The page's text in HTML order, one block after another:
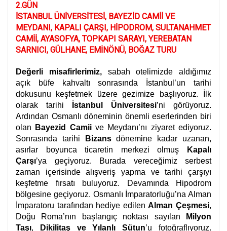
2.GÜN
İSTANBUL ÜNİVERSİTESİ, BAYEZİD CAMİİ VE
MEYDANI, KAPALI ÇARŞI, HİPODROM, SULTANAHMET
CAMİİ, AYASOFYA, TOPKAPI SARAYI, YEREBATAN
SARNICI, GÜLHANE, EMİNÖNÜ, BOĞAZ TURU
Değerli misafirlerimiz,sabah otelimizde aldığımız
açık büfe kahvaltı sonrasında İstanbul’un tarihi
dokusunu keşfetmek üzere gezimize başlıyoruz. İlk
olarak tarihi
İstanbul Üniversitesi’ni görüyoruz.
Ardından Osmanlı döneminin önemli eserlerinden biri
olan
Bayezid Camiive Meydanı’nı ziyaret ediyoruz.
Sonrasında tarihi
Bizansdönemine kadar uzanan,
asırlar boyunca ticaretin merkezi olmuş
Kapalı
Çarşı’ya geçiyoruz. Burada vereceğimiz serbest
zaman içerisinde alışveriş yapma ve tarihi çarşıyı
keşfetme fırsatı buluyoruz. Devamında Hipodrom
bölgesine geçiyoruz. Osmanlı İmparatorluğu’na Alman
İmparatoru tarafından hediye edilenAlman Çeşmesi,
Doğu Roma’nın başlangıç noktası sayılan
Milyon
Taşı, Dikilitaş ve Yılanlı Sütun’u fotoğraflıyoruz.